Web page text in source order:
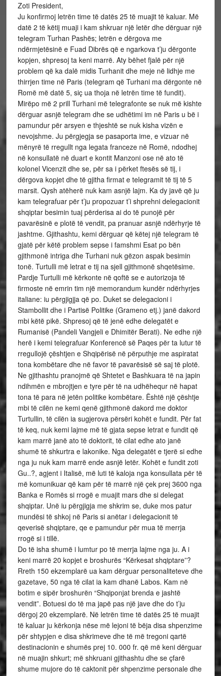
Zoti President,
Ju konfirmoj letrën time të datës 25 të muajit të kaluar. Më
datë 2 të këtij muaji i kam shkruar një letër dhe dërguar një
telegram Turhan Pashës; letrën e dërgova me
ndërmjetësinë e Fuad Dibrës që e ngarkova t’ju dërgonte
kopjen, shpresoj ta keni marrë. Aty bëhet fjalë për një
problem që ka dalë midis Turhanit dhe meje në lidhje me
thirrjen time në Paris (telegram që Turhani ma dërgonte në
Romë më datë 5, siç ua thoja në letrën time të fundit).
Mirëpo më 2 prill Turhani më telegrafonte se nuk më kishte
dërguar asnjë telegram dhe se udhëtimi im në Paris u bë i
pamundur për arsyen e thjeshtë se nuk kisha vizën e
nevojshme. Ju përgjegja se pasaporta ime, e vizuar në
mënyrë të rregullt nga legata franceze në Romë, ndodhej
në konsullatë në duart e kontit Manzoni ose në ato të
kolonel Vicenzit dhe se, për sa i përket ftesës së tij, i
dërgova kopjet dhe të gjitha firmat e telegramit të tij të 5
marsit. Qysh atëherë nuk kam asnjë lajm. Ka dy javë që ju
kam telegrafuar për t’ju propozuar t’i shprehni delegacionit
shqiptar besimin tuaj përderisa ai do të punojë për
pavarësinë e plotë të vendit, pa pranuar asnjë ndërhyrje të
jashtme. Gjithashtu, kemi dërguar që këtej një telegram të
gjatë për këtë problem sepse i famshmi Esat po bën
gjithmonë intriga dhe Turhani nuk gëzon aspak besimin
tonë. Turtulli më letrat e tij na sjell gjithmonë shqetësime.
Pardje Turtulli më kërkonte në qoftë se e autorizoja të
firmoste në emrin tim një memorandum kundër ndërhyrjes
italiane: iu përgjigjja që po. Duket se delegacioni i
Stambollit dhe i Partisë Politike (Grameno etj.) janë dakord
mbi këtë pikë. Shpresoj që të jenë edhe delegatët e
Rumanisë (Pandeli Vangjeli e Dhimitër Berati). Ne edhe një
herë i kemi telegrafuar Konferencë së Paqes për ta lutur të
rregullojë çështjen e Shqipërisë në përputhje me aspiratat
tona kombëtare dhe në favor të pavarësisë së saj të plotë.
Ne gjithashtu pranojmë që Shtetet e Bashkuara të na japin
ndihmën e mbrojtjen e tyre për të na udhëhequr në hapat
tona të para në jetën politike kombëtare. Është një çështje
mbi të cilën ne kemi qenë gjithmonë dakord me doktor
Turtullin, të cilën ia sugjerova përsëri kohët e fundit. Për fat
të keq, nuk kemi lajme më të gjata sepse letrat e fundit që
kam marrë janë ato të doktorit, të cilat edhe ato janë
shumë të shkurtra e lakonike. Nga delegatët e tjerë si edhe
nga ju nuk kam marrë ende asnjë letër. Kohët e fundit zoti
Gu..?, agjent i Italisë, më luti të kaloja nga konsullata për të
më komunikuar që kam për të marrë një çek prej 3600 nga
Banka e Romës si rrogë e muajit mars dhe si delegat
shqiptar. Unë iu përgjigja me shkrim se, duke mos patur
mundësi të shkoj në Paris si anëtar i delegacionit të
qeverisë shqiptare, qe e pamundur për mua të merrja
rrogë si i tillë.
Do të isha shumë i lumtur po të merrja lajme nga ju. A i
keni marrë 20 kopjet e broshurës “Kërkesat shqiptare”?
Rreth 150 ekzemplarë ua kam dërguar personaliteteve dhe
gazetave, 50 nga të cilat ia kam dhanë Labos. Kam në
botim e sipër broshurën “Shqiponjat brenda e jashtë
vendit”. Botuesi do të ma japë pas një jave dhe do t’ju
dërgoj 20 ekzemplarë. Në letrën time të datës 25 të muajit
të kaluar ju kërkonja nëse më lejoni të bëja disa shpenzime
për shtypjen e disa shkrimeve dhe të më tregoni qartë
destinacionin e shumës prej 10. 000 fr. që më keni dërguar
në muajin shkurt; më shkruani gjithashtu dhe se çfarë
shume mujore do të caktonit për shpenzime personale dhe